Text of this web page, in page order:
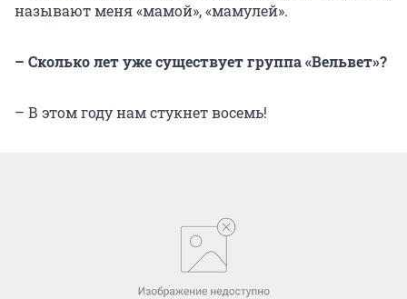
называют меня «мамой», «мамулей».
– Сколько лет уже существует группа «Вельвет»?
– В этом году нам стукнет восемь!